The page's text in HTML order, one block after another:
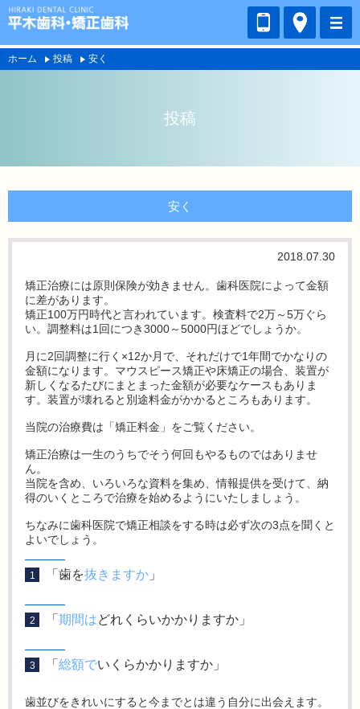
ホーム 投稿 安く
投稿
安く
2018.07.30
矯正治療には原則保険が効きません。歯科医院によって金額
に差があります。
矯正100万円時代と言われています。検査料で2万～5万ぐら
い。調整料は1回につき3000～5000円ほどでしょうか。
月に2回調整に行く×12か月で、それだけで1年間でかなりの
金額になります。マウスピース矯正や床矯正の場合、装置が
新しくなるたびにまとまった金額が必要なケースもありま
す。装置が壊れると別途料金がかかるところもあります。
当院の治療費は「矯正料金」をご覧ください。
矯正治療は一生のうちでそう何回もやるものではありませ
ん。
当院を含め、いろいろな資料を集め、情報提供を受けて、納
得のいくところで治療を始めるようにいたしましょう。
ちなみに歯科医院で矯正相談をする時は必ず次の3点を聞くと
よいでしょう。
1 「歯を抜きますか 」
2 「 期間はどれくらいかかりますか」
3 「 総額でいくらかかりますか」
歯並びをきれいにすると今までとは違う自分に出会えます。